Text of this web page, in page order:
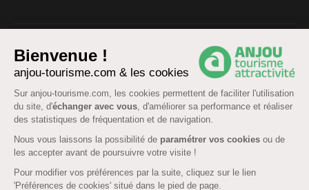
Bienvenue !
anjou-tourisme.com & les cookies
Sur anjou-tourisme.com, les cookies permettent de faciliter l'utilisation
du site, d'échanger avec vous, d'améliorer sa performance et réaliser
des statistiques de fréquentation et de navigation.
Nous vous laissons la possibilité de paramétrer vos cookies ou de
les accepter avant de poursuivre votre visite !
Pour modifier vos préférences par la suite, cliquez sur le lien
'Préférences de cookies' situé dans le pied de page.
Mentions légales Données personnelles-Cookies
CGU Réservation -Accessibilité : partiellement conforme